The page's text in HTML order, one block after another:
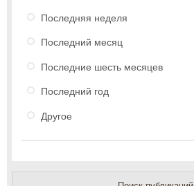
Последняя неделя
Последний месяц
Последние шесть месяцев
Последний год
Другое